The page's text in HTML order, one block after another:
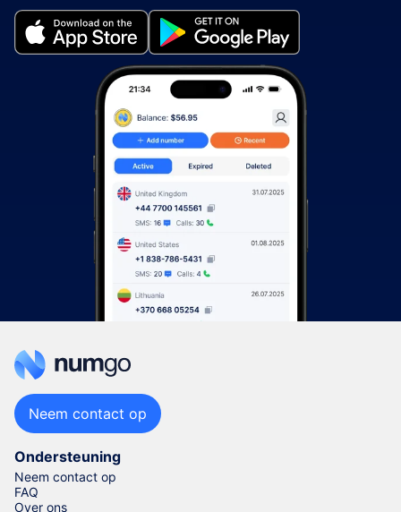
Ondersteuning
Neem contact op
FAQ
Over ons
Neem contact op